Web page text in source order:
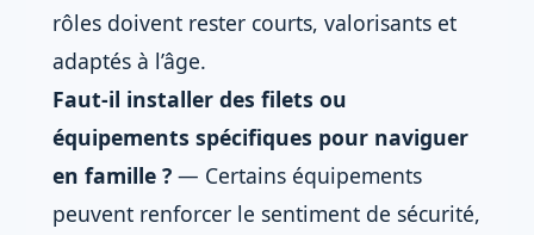
rôles doivent rester courts, valorisants et
adaptés à l’âge.
Faut-il installer des filets ou
équipements spécifiques pour naviguer
en famille ? — Certains équipements
peuvent renforcer le sentiment de sécurité,